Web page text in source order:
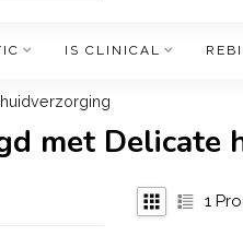
IS CLINICAL
met Delicate
1